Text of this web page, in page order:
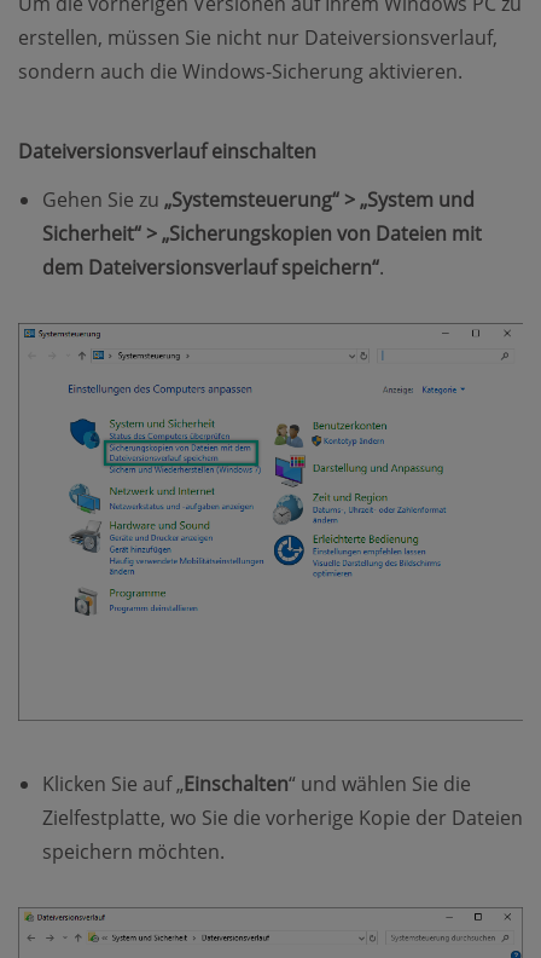
erstellen, müssen Sie nicht nur Dateiversionsverlauf,
sondern auch die Windows-Sicherung aktivieren.
Dateiversionsverlauf einschalten
Gehen Sie zu „Systemsteuerung“ > „System und
Sicherheit“ > „Sicherungskopien von Dateien mit
dem Dateiversionsverlauf speichern“.
Klicken Sie auf „Einschalten“ und wählen Sie die
Zielfestplatte, wo Sie die vorherige Kopie der Dateien
speichern möchten.